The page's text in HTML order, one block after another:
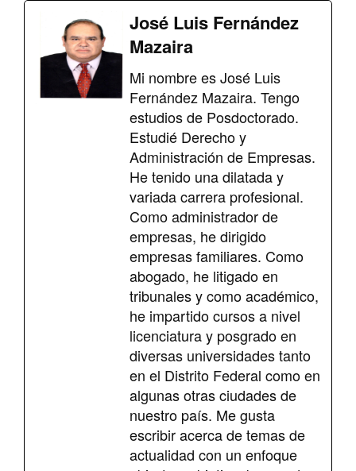
José Luis Fernández
Mazaira
Mi nombre es José Luis
Fernández Mazaira. Tengo
estudios de Posdoctorado.
Estudié Derecho y
Administración de Empresas.
He tenido una dilatada y
variada carrera profesional.
Como administrador de
empresas, he dirigido
empresas familiares. Como
abogado, he litigado en
tribunales y como académico,
he impartido cursos a nivel
licenciatura y posgrado en
diversas universidades tanto
en el Distrito Federal como en
algunas otras ciudades de
nuestro país. Me gusta
escribir acerca de temas de
actualidad con un enfoque